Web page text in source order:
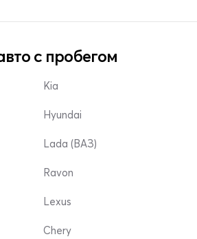
с пробегом
Kia
Hyundai
Lada (ВАЗ)
Ravon
Lexus
Chery